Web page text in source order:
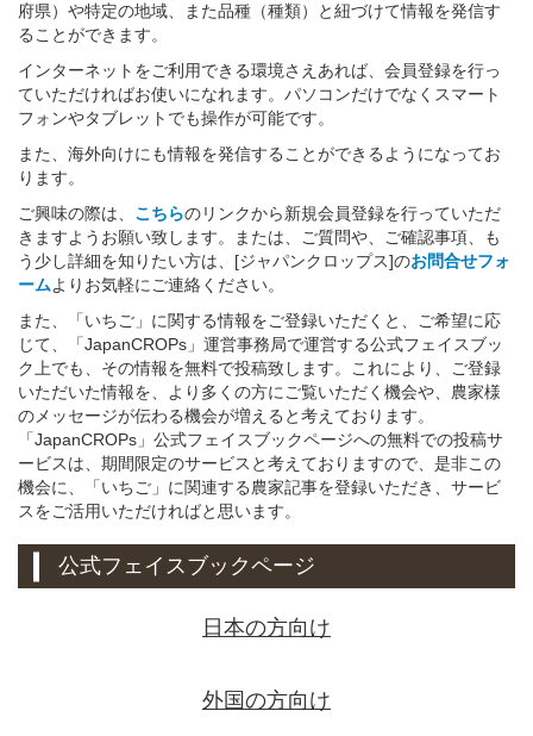
府県）や特定の地域、また品種（種類）と紐づけて情報を発信す
ることができます。
インターネットをご利用できる環境さえあれば、会員登録を行っ
ていただければお使いになれます。パソコンだけでなくスマート
フォンやタブレットでも操作が可能です。
また、海外向けにも情報を発信することができるようになってお
ります。
ご興味の際は、 こちらのリンクから新規会員登録を行っていただ
きますようお願い致します。または、ご質問や、ご確認事項、も
う少し詳細を知りたい方は、[ジャパンクロップス]のお問合せフォ
ームよりお気軽にご連絡ください。
また、「いちご」に関する情報をご登録いただくと、ご希望に応
じて、「JapanCROPs」運営事務局で運営する公式フェイスブッ
ク上でも、その情報を無料で投稿致します。これにより、ご登録
いただいた情報を、より多くの方にご覧いただく機会や、農家様
のメッセージが伝わる機会が増えると考えております。
「JapanCROPs」公式フェイスブックページへの無料での投稿サ
ービスは、期間限定のサービスと考えておりますので、是非この
機会に、「いちご」に関連する農家記事を登録いただき、サービ
スをご活用いただければと思います。
公式フェイスブックページ
日本の方向け
外国の方向け